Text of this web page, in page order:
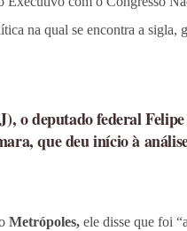
na qual se encontra a
o deputado federal
que deu início à
Metrópoles, ele disse que foi